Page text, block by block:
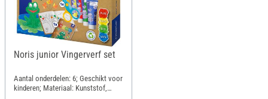
Noris junior Vingerverf set
Aantal onderdelen: 6; Geschikt voor
kinderen; Materiaal: Kunststof,